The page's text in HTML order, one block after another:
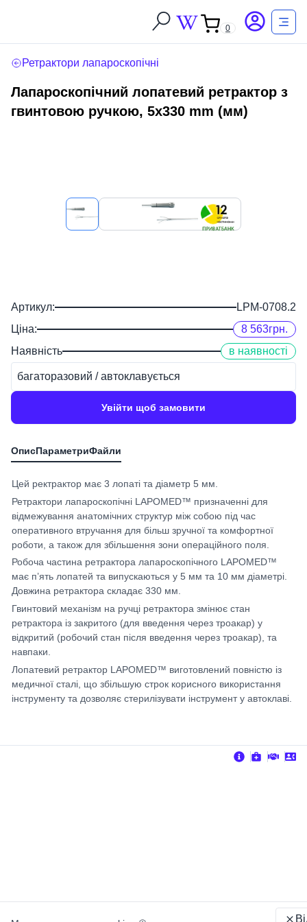
0
Ретрактори лапароскопічні
Лапароскопічний лопатевий ретрактор з
гвинтовою ручкою, 5х330 mm (мм)
Артикул:
LPM-0708.2
Ціна:
8 563грн.
Наявність
в наявності
багаторазовий / автоклавується
Увійти щоб замовити
Цей ректрактор має 3 лопаті та діаметр 5 мм.
Ретрактори лапароскопічні LAPOMED™ призначенні для
відмежування анатомічних структур між собою під час
оперативного втручання для більш зручної та комфортної
роботи, а також для збільшення зони операційного поля.
Робоча частина ретрактора лапароскопічного LAPOMED™
має п’ять лопатей та випускаються у 5 мм та 10 мм діаметрі.
Довжина ретрактора складає 330 мм.
Гвинтовий механізм на ручці ретрактора змінює стан
ретрактора із закритого (для введення через троакар) у
відкритий (робочий стан після введення через троакар), та
навпаки.
Лопатевий ретрактор LAPOMED™ виготовлений повністю із
медичної сталі, що збільшую строк корисного використання
інструменту та дозволяє стерилізувати інструмент у автоклаві.